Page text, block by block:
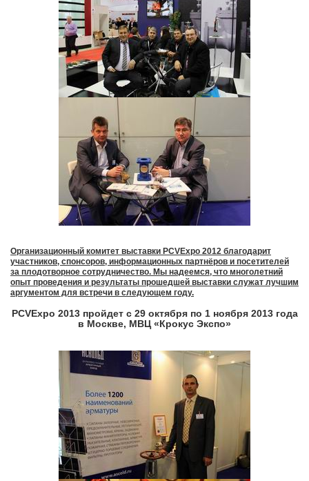
Организационный комитет выставки PCVExpo 2012 благодарит
участников, спонсоров, информационных партнёров и посетителей
за плодотворное сотрудничество. Мы надеемся, что многолетний
опыт проведения и результаты прошедшей выставки служат лучшим
аргументом для встречи в следующем году.
PCVExpo 2013 пройдет с 29 октября по 1 ноября 2013 года
в Москве, МВЦ «Крокус Экспо»